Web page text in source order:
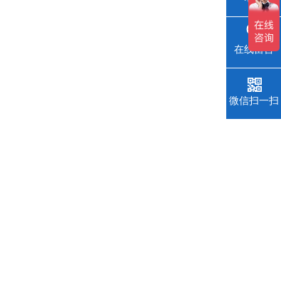
在线留言
微信扫一扫